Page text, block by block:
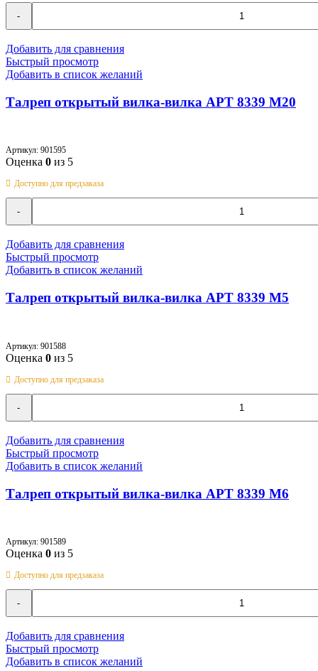
Количество
товара
Талреп
открытый
вилка-
вилка
АРТ
8339
M16
Добавить для сравнения
Быстрый просмотр
Добавить в список желаний
Талреп открытый вилка-вилка АРТ 8339 M20
Артикул: 901595
Оценка 0 из 5
Доступно для предзаказа
Количество
товара
Талреп
открытый
вилка-
вилка
АРТ
8339
M20
Добавить для сравнения
Быстрый просмотр
Добавить в список желаний
Талреп открытый вилка-вилка АРТ 8339 M5
Артикул: 901588
Оценка 0 из 5
Доступно для предзаказа
Количество
товара
Талреп
открытый
вилка-
вилка
АРТ
8339
M5
Добавить для сравнения
Быстрый просмотр
Добавить в список желаний
Талреп открытый вилка-вилка АРТ 8339 M6
Артикул: 901589
Оценка 0 из 5
Доступно для предзаказа
Количество
товара
Талреп
открытый
вилка-
вилка
Добавить для сравнения
Быстрый просмотр
Добавить в список желаний